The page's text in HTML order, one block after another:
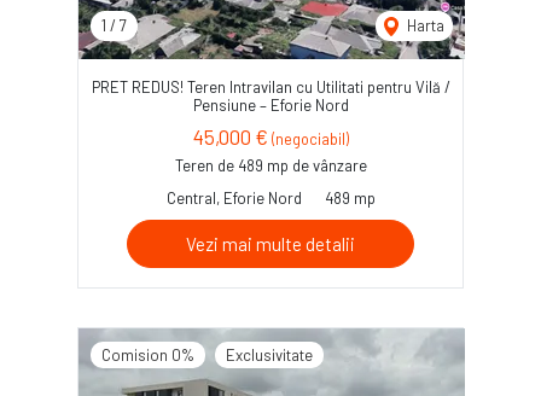
1 / 7 Harta
PRET REDUS! Teren Intravilan cu Utilitati pentru Vilă /
Pensiune – Eforie Nord
45,000 € (negociabil)
Teren de 489 mp de vânzare
Central, Eforie Nord
489 mp
Vezi mai multe detalii
Comision 0% Exclusivitate